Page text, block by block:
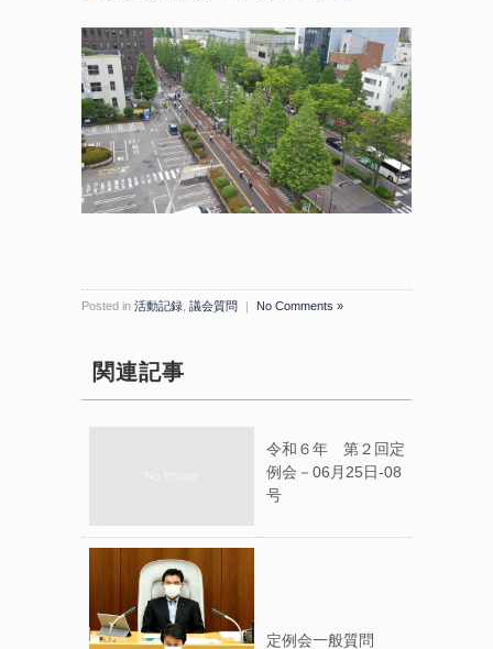
Posted in 活動記録 議会質問 ｜ No Comments »
関連記事
令和６年 第２回定
例会－06月25日-08
号
定例会一般質問